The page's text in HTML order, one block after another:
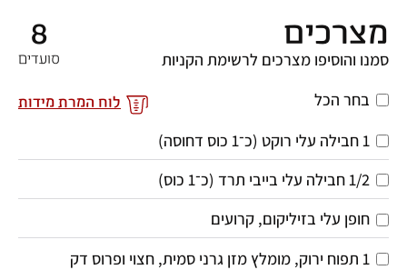
מצרכים 8
סועדים
לוח המרת מידות
סמנו והוסיפו מצרכים לרשימת הקניות
בחר הכל
1 חבילה עלי רוקט (כ־1 כוס דחוסה)
1/2 חבילה עלי בייבי תרד (כ־1 כוס)
חופן עלי בזיליקום, קרועים
1 תפוח ירוק, מומלץ מזן גרני סמית, חצוי ופרוס דק